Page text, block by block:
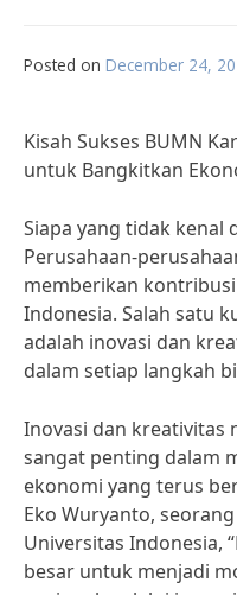
Posted on December 24,
Kisah Sukses BUMN
untuk Bangkitkan
Siapa yang tidak kenal
Perusahaan-
memberikan
Indonesia. Salah satu
adalah inovasi dan
dalam setiap langkah
Inovasi dan kreativitas
sangat penting dalam
ekonomi yang terus
Eko Wuryanto,
Universitas Indonesia,
besar untuk menjadi